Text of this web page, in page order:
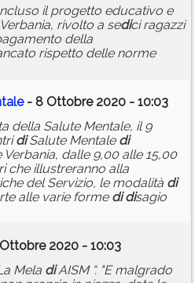
il progetto educativo e
rivolto a sedici ragazzi
della
rispetto delle norme
- 8 Ottobre 2020 - 10:03
della Salute Mentale, il 9
diSalute Mentale di
dalle 9,00 alle 15,00
che illustreranno alla
del Servizio, le modalità di
alle varie forme di disagio
2020 - 10:03
Mela diAISM “. "E malgrado